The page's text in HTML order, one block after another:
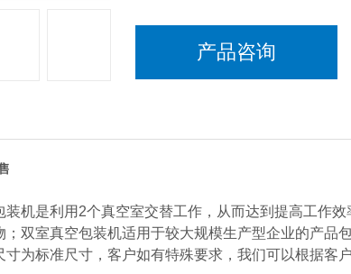
产品咨询
装机是利用2个真空室交替工作，从而达到提高工作
双室真空包装机适用于较大规模生产型企业的产品
为标准尺寸，客户如有特殊要求，我们可以根据客户